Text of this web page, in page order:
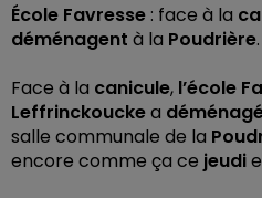
École Favresse : face à la
déménagent à la Poudrière.
Face à la canicule, l’école
Leffrinckouckea
salle communale de la
encore comme ça ce jeudi